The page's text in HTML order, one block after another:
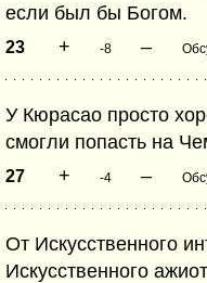
если был бы Богом.
23 + -8 –
У Кюрасао просто
смогли попасть на
27 + -4 –
От Искусственного
Искусственного